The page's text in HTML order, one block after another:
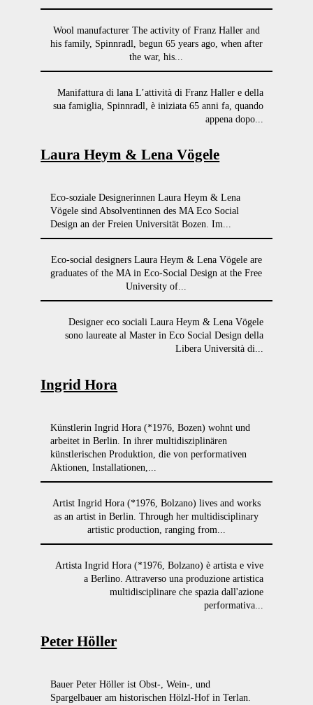
Wool manufacturer The activity of Franz Haller and
his family, Spinnradl, begun 65 years ago, when after
the war, his...
Manifattura di lana L’attività di Franz Haller e della
sua famiglia, Spinnradl, è iniziata 65 anni fa, quando
appena dopo...
Laura Heym & Lena Vögele
Eco-soziale Designerinnen Laura Heym & Lena
Vögele sind Absolventinnen des MA Eco Social
Design an der Freien Universität Bozen. Im...
Eco-social designers Laura Heym & Lena Vögele are
graduates of the MA in Eco-Social Design at the Free
University of...
Designer eco sociali Laura Heym & Lena Vögele
sono laureate al Master in Eco Social Design della
Libera Università di...
Ingrid Hora
Künstlerin Ingrid Hora (*1976, Bozen) wohnt und
arbeitet in Berlin. In ihrer multidisziplinären
künstlerischen Produktion, die von performativen
Aktionen, Installationen,...
Artist Ingrid Hora (*1976, Bolzano) lives and works
as an artist in Berlin. Through her multidisciplinary
artistic production, ranging from...
Artista Ingrid Hora (*1976, Bolzano) è artista e vive
a Berlino. Attraverso una produzione artistica
multidisciplinare che spazia dall'azione
performativa...
Peter Höller
Bauer Peter Höller ist Obst-, Wein-, und
Spargelbauer am historischen Hölzl-Hof in Terlan.